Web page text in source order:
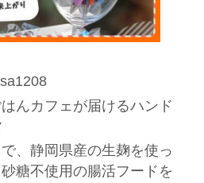
はんカフェが届けるハンド
で、静岡県産の生麹を使っ
糖不使用の腸活フードを